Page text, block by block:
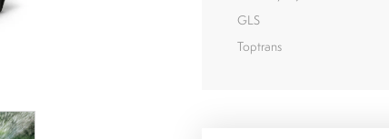
GLS
Toptrans